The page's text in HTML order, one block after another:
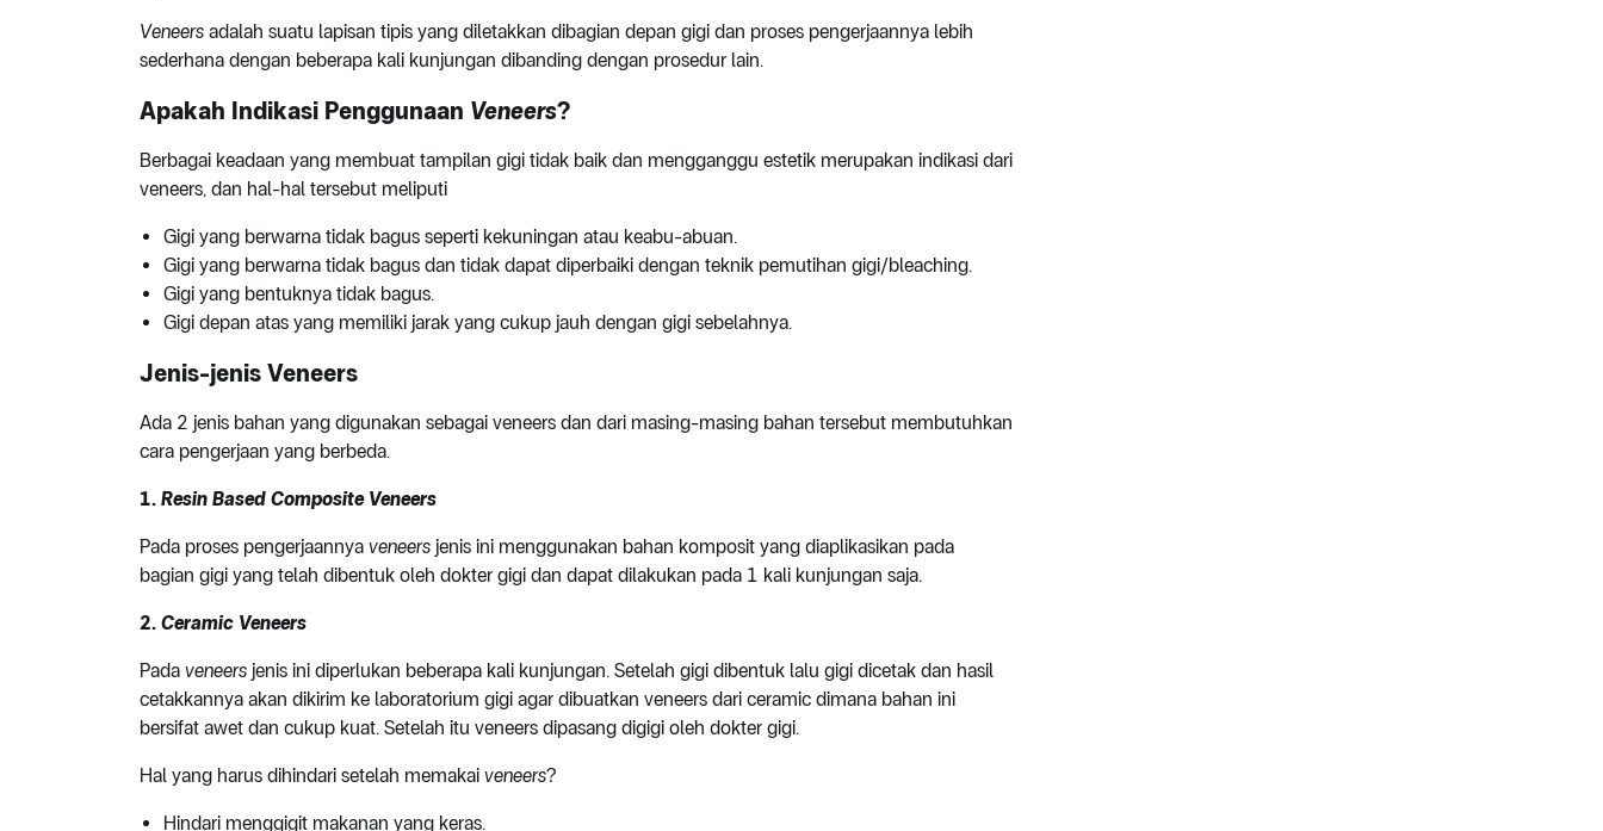
Veneers adalah suatu lapisan tipis yang diletakkan dibagian depan gigi dan proses pengerjaannya lebih
sederhana dengan beberapa kali kunjungan dibanding dengan prosedur lain.
Apakah Indikasi Penggunaan Veneers?
Berbagai keadaan yang membuat tampilan gigi tidak baik dan mengganggu estetik merupakan indikasi dari
veneers, dan hal-hal tersebut meliputi
Gigi yang berwarna tidak bagus seperti kekuningan atau keabu-abuan.
Gigi yang berwarna tidak bagus dan tidak dapat diperbaiki dengan teknik pemutihan gigi/bleaching.
Gigi yang bentuknya tidak bagus.
Gigi depan atas yang memiliki jarak yang cukup jauh dengan gigi sebelahnya.
Jenis-jenis Veneers
Ada 2 jenis bahan yang digunakan sebagai veneers dan dari masing-masing bahan tersebut membutuhkan
cara pengerjaan yang berbeda.
1. Resin Based Composite Veneers
Pada proses pengerjaannya veneers jenis ini menggunakan bahan komposit yang diaplikasikan pada
bagian gigi yang telah dibentuk oleh dokter gigi dan dapat dilakukan pada 1 kali kunjungan saja.
2. Ceramic Veneers
Pada veneers jenis ini diperlukan beberapa kali kunjungan. Setelah gigi dibentuk lalu gigi dicetak dan hasil
cetakkannya akan dikirim ke laboratorium gigi agar dibuatkan veneers dari ceramic dimana bahan ini
bersifat awet dan cukup kuat. Setelah itu veneers dipasang digigi oleh dokter gigi.
Hal yang harus dihindari setelah memakai veneers?
Hindari menggigit makanan yang keras.